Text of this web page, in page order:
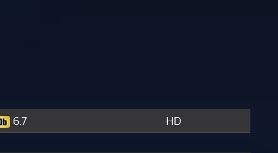
6.7 HD